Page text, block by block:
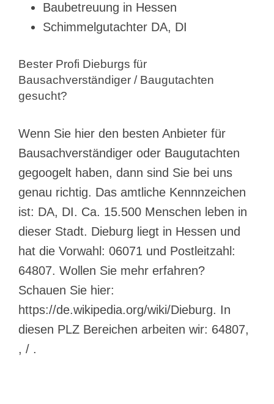
Baubetreuung in Hessen
Schimmelgutachter DA, DI
Bester Profi Dieburgs für
Bausachverständiger / Baugutachten
gesucht?
Wenn Sie hier den besten Anbieter für
Bausachverständiger oder Baugutachten
gegoogelt haben, dann sind Sie bei uns
genau richtig. Das amtliche Kennnzeichen
ist: DA, DI. Ca. 15.500 Menschen leben in
dieser Stadt. Dieburg liegt in Hessen und
hat die Vorwahl: 06071 und Postleitzahl:
64807. Wollen Sie mehr erfahren?
Schauen Sie hier:
https://de.wikipedia.org/wiki/Dieburg. In
diesen PLZ Bereichen arbeiten wir: 64807,
, / .